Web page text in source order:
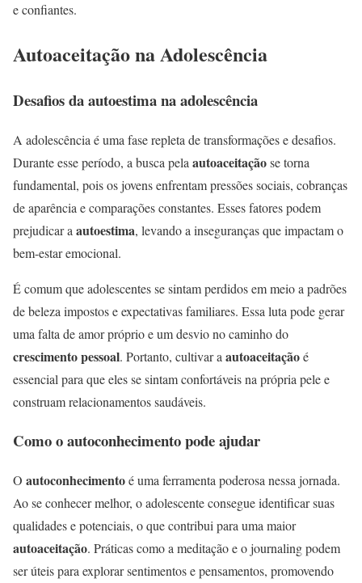
e confiantes.
Autoaceitação na Adolescência
Desafios da autoestima na adolescência
A adolescência é uma fase repleta de transformações e desafios.
Durante esse período, a busca pela autoaceitaçãose torna
fundamental, pois os jovens enfrentam pressões sociais, cobranças
de aparência e comparações constantes. Esses fatores podem
prejudicar a autoestima, levando a inseguranças que impactam o
bem-estar emocional.
É comum que adolescentes se sintam perdidos em meio a padrões
de beleza impostos e expectativas familiares. Essa luta pode gerar
uma falta de amor próprio e um desvio no caminho do
crescimento pessoal. Portanto, cultivar a autoaceitaçãoé
essencial para que eles se sintam confortáveis na própria pele e
construam relacionamentos saudáveis.
Como o autoconhecimento pode ajudar
O autoconhecimentoé uma ferramenta poderosa nessa jornada.
Ao se conhecer melhor, o adolescente consegue identificar suas
qualidades e potenciais, o que contribui para uma maior
autoaceitação. Práticas como a meditação e o journaling podem
ser úteis para explorar sentimentos e pensamentos, promovendo